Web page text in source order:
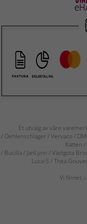
Et utvalg av våre
/ Oehlenschläger / Vervaco /
Katten /
/ Bucilla / JanLynn / Västgöta
Luca-S / Thea
Vi finnes i: